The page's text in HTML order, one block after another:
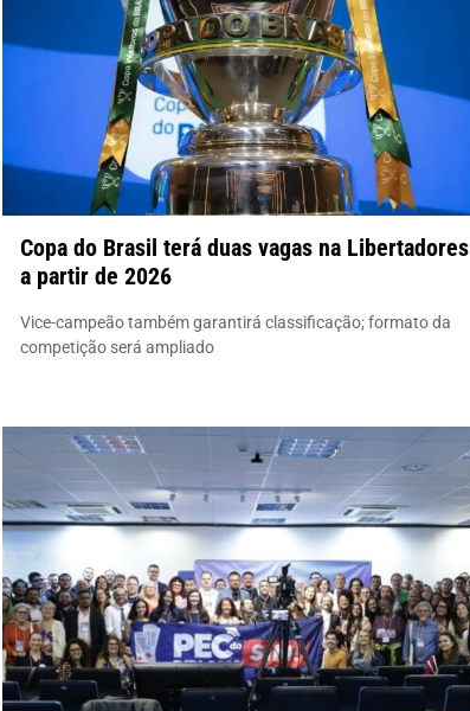
Copa do Brasil terá duas vagas na Libertadores
a partir de 2026
Vice-campeão também garantirá classificação; formato da
competição será ampliado